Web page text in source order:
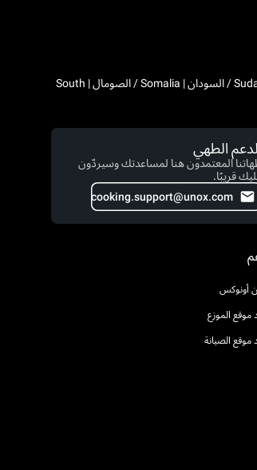
Algeria / الجزائر | Djibouti / جيبوتي | Egypt / مصر | Western Sahara / الصحراء الغربية | Libya / ليبيا | Morocco / المغرب | Mauritania / موريتانيا | Palestine / فلسطين | Sudan / السودان | Somalia / الصومال | South
الطهي
المعتمدون هنا لمساعدتك وسيردّون
قريبًا.
cooking.support@unox.com
أونوكس
موقع الموزع
موقع الصيانة